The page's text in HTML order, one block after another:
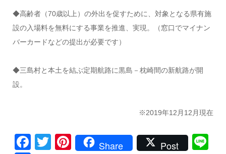
◆高齢者（70歳以上）の外出を促すために、対象となる県有施
設の入場料を無料にする事業を推進、実現。（窓口でマイナン
バーカードなどの提出が必要です）
◆三島村と本土を結ぶ定期航路に黒島－枕崎間の新航路が開
設。
※2019年12月12月現在
Facebook
TwitterPinterest
Share Post